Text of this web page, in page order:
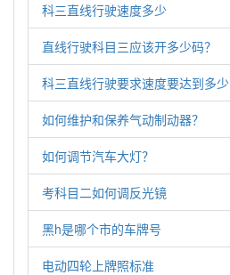
科三直线行驶速度多少
直线行驶科目三应该开多少码？
科三直线行驶要求速度要达到多少
如何维护和保养气动制动器？
如何调节汽车大灯？
考科目二如何调反光镜
黑h是哪个市的车牌号
电动四轮上牌照标准